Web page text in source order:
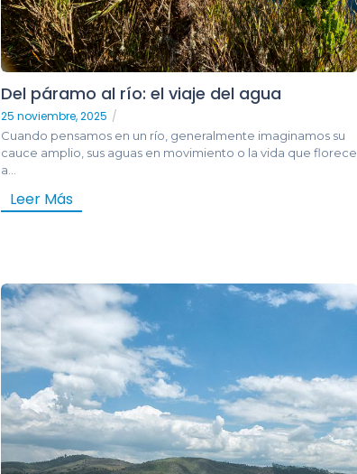
Del páramo al río: el viaje del agua
25 noviembre, 2025 /
Cuando pensamos en un río, generalmente imaginamos su
cauce amplio, sus aguas en movimiento o la vida que florece
a...
Leer Más